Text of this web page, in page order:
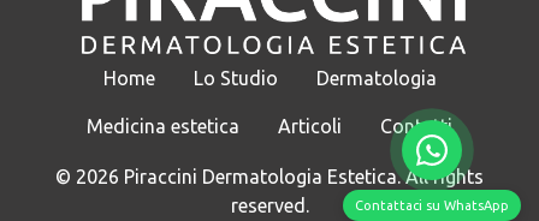
Home Lo Studio Dermatologia
Medicina estetica Articoli Contatti
© 2026 Piraccini Dermatologia Estetica. All rights
reserved.
Contattaci su WhatsApp